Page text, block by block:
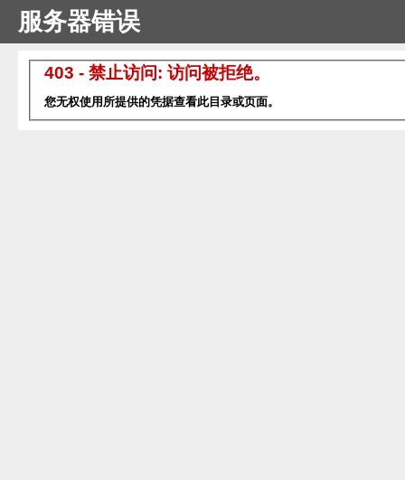
服务器错误
403 - 禁止访问: 访问被拒绝。
您无权使用所提供的凭据查看此目录或页面。